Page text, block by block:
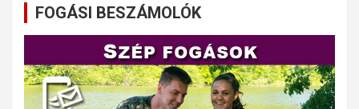
FOGÁSI BESZÁMOLÓK